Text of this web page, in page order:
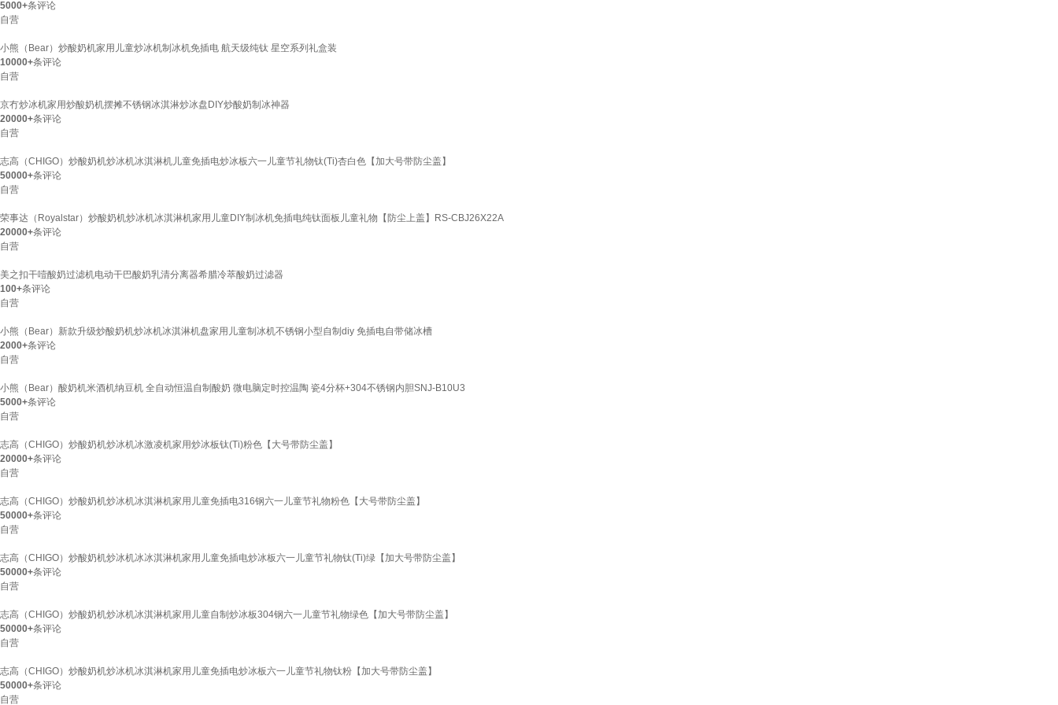
5000+条评论
自营
小熊（Bear）炒酸奶机家用儿童炒冰机制冰机免插电 航天级纯钛 星空系列礼盒装
10000+条评论
自营
京冇炒冰机家用炒酸奶机摆摊不锈钢冰淇淋炒冰盘DIY炒酸奶制冰神器
20000+条评论
自营
志高（CHIGO）炒酸奶机炒冰机冰淇淋机儿童免插电炒冰板六一儿童节礼物钛(Ti)杏白色【加大号带防尘盖】
50000+条评论
自营
荣事达（Royalstar）炒酸奶机炒冰机冰淇淋机家用儿童DIY制冰机免插电纯钛面板儿童礼物【防尘上盖】RS-CBJ26X22A
20000+条评论
自营
美之扣干噎酸奶过滤机电动干巴酸奶乳清分离器希腊冷萃酸奶过滤器
100+条评论
自营
小熊（Bear）新款升级炒酸奶机炒冰机冰淇淋机盘家用儿童制冰机不锈钢小型自制diy 免插电自带储冰槽
2000+条评论
自营
小熊（Bear）酸奶机米酒机纳豆机 全自动恒温自制酸奶 微电脑定时控温陶 瓷4分杯+304不锈钢内胆SNJ-B10U3
5000+条评论
自营
志高（CHIGO）炒酸奶机炒冰机冰激凌机家用炒冰板钛(Ti)粉色【大号带防尘盖】
20000+条评论
自营
志高（CHIGO）炒酸奶机炒冰机冰淇淋机家用儿童免插电316钢六一儿童节礼物粉色【大号带防尘盖】
50000+条评论
自营
志高（CHIGO）炒酸奶机炒冰机冰冰淇淋机家用儿童免插电炒冰板六一儿童节礼物钛(Ti)绿【加大号带防尘盖】
50000+条评论
自营
志高（CHIGO）炒酸奶机炒冰机冰淇淋机家用儿童自制炒冰板304钢六一儿童节礼物绿色【加大号带防尘盖】
50000+条评论
自营
志高（CHIGO）炒酸奶机炒冰机冰淇淋机家用儿童免插电炒冰板六一儿童节礼物钛粉【加大号带防尘盖】
50000+条评论
自营